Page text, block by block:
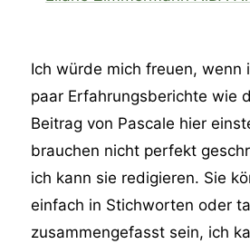
Ich würde mich freuen, wenn
paar Erfahrungsberichte wie
Beitrag von Pascale hier
brauchen nicht perfekt
ich kann sie redigieren. Sie
einfach in Stichworten oder
zusammengefasst sein, ich